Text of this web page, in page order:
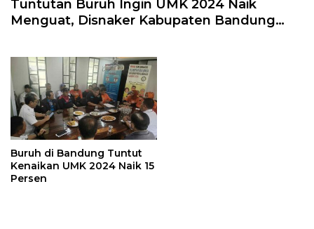
Tuntutan Buruh Ingin UMK 2024 Naik
Menguat, Disnaker Kabupaten Bandung
Buruh di Bandung Tuntut
Kenaikan UMK 2024 Naik 15
Persen